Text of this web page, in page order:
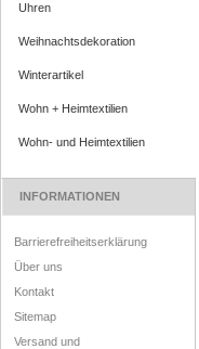
Uhren
Weihnachtsdekoration
Winterartikel
Wohn + Heimtextilien
Wohn- und Heimtextilien
INFORMATIONEN
Barrierefreiheitserklärung
Über uns
Kontakt
Sitemap
Versand und